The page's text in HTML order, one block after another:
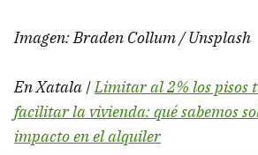
Imagen: Braden Collum / Unsplash
En Xatala |Limitar al 2% los pisos
facilitar la vivienda: qué sabemos
impacto en el alquiler